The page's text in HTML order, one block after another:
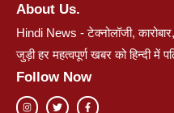
About Us.
Hindi News - टेक्नोलॉजी,
जुड़ी हर महत्वपूर्ण खबर को हिन्दी में
Follow Now